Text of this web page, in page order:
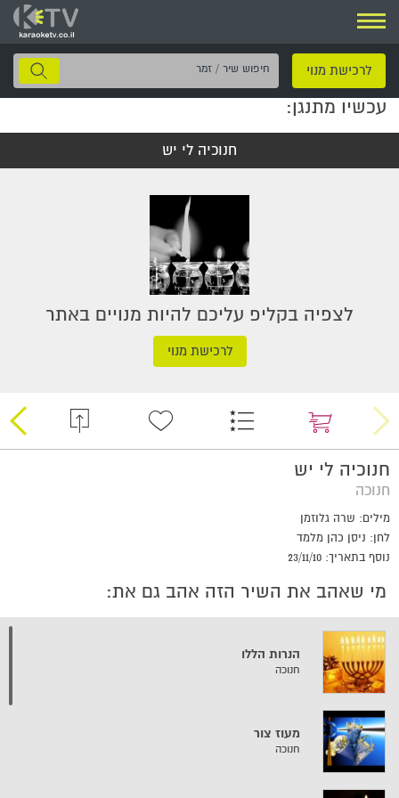
ניווט
לרכישת מנוי
חיפוש
שיר
עכשיו מתנגן:
חנוכיה לי יש
לצפיה בקליפ עליכם להיות מנויים באתר
לרכישת מנוי
חנוכיה לי יש
חנוכה
מילים: שרה גלוזמן
לחן: ניסן כהן מלמד
נוסף בתאריך: 23/11/10
מי שאהב את השיר הזה אהב גם את:
הנרות הללו
חנוכה
מעוז צור
חנוכה